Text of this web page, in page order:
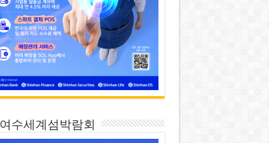
여수세계섬박람회